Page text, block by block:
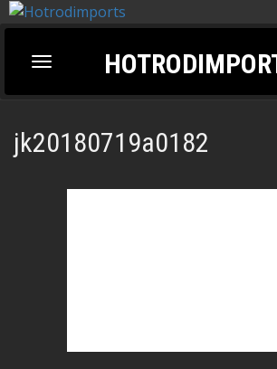
Toggle
navigation
jk20180719a0182